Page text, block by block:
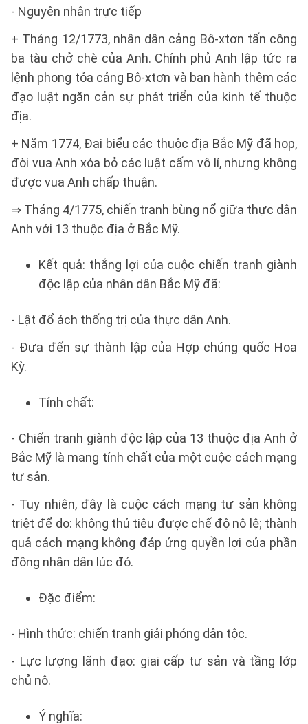
- Nguyên nhân trực tiếp
+ Tháng 12/1773, nhân dân cảng Bô-xtơn tấn công
ba tàu chở chè của Anh. Chính phủ Anh lập tức ra
lệnh phong tỏa cảng Bô-xtơn và ban hành thêm các
đạo luật ngăn cản sự phát triển của kinh tế thuộc
địa.
+ Năm 1774, Đại biểu các thuộc địa Bắc Mỹ đã họp,
đòi vua Anh xóa bỏ các luật cấm vô lí, nhưng không
được vua Anh chấp thuận.
⇒ Tháng 4/1775, chiến tranh bùng nổ giữa thực dân
Anh với 13 thuộc địa ở Bắc Mỹ.
Kết quả: thắng lợi của cuộc chiến tranh giành
độc lập của nhân dân Bắc Mỹ đã:
- Lật đổ ách thống trị của thực dân Anh.
- Đưa đến sự thành lập của Hợp chúng quốc Hoa
Kỳ.
Tính chất:
- Chiến tranh giành độc lập của 13 thuộc địa Anh ở
Bắc Mỹ là mang tính chất của một cuộc cách mạng
tư sản.
- Tuy nhiên, đây là cuộc cách mạng tư sản không
triệt để do: không thủ tiêu được chế độ nô lệ; thành
quả cách mạng không đáp ứng quyền lợi của phần
đông nhân dân lúc đó.
Đặc điểm:
- Hình thức: chiến tranh giải phóng dân tộc.
- Lực lượng lãnh đạo: giai cấp tư sản và tầng lớp
chủ nô.
Ý nghĩa: